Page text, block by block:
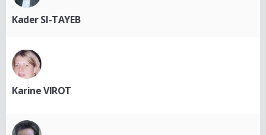
Kader SI-TAYEB
Karine VIROT